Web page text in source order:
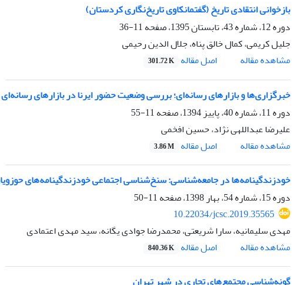
بازخوانی انتقادی تاریخ (گفتمانکاوی تاریخ‌نگاری کردستان)
دوره 12، شماره 43، تابستان 1395، صفحه
11-36
جلیل کریمی، کمال خالق پناه، جلال الدین رحیمی
مشاهده مقاله
اصل مقاله 301.72 K
خبرگزاری‌ها و بازارهای رسانه‌ای؛ بررسی وضعیت حضور ایرنا در بازارهای
دوره 11، شماره 40، پاییز 1394، صفحه
11-55
علیرضا عبداللهی نژاد، حسین افخمی
مشاهده مقاله
اصل مقاله 3.86 M
خودزندگینامه‌ها در جامعه‌شناسی: سنخ‌شناسی اجتماعی خودزندگینامه‌های
دوره 15، شماره 54، بهار 1398، صفحه
11-50
10.22034/jcsc.2019.35565
مهدی سلیمانیه، سارا شریعتی، محمدرضا جوادی یگانه، سید مهدی اعتمادی
مشاهده مقاله
اصل مقاله 840.36 K
گونه‌شناسی مجتمع‌های تجاری در شهر تهران